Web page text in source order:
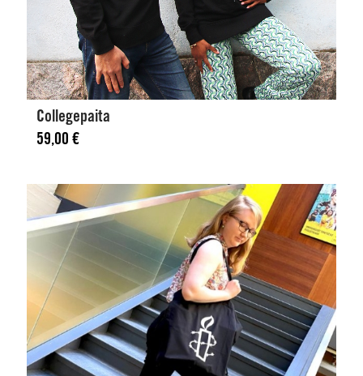
Collegepaita
59,00 €